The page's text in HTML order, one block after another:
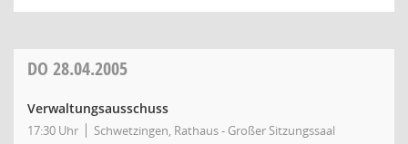
DO 28.04.2005
Verwaltungsausschuss
17:30 Uhr Schwetzingen, Rathaus - Großer Sitzungssaal